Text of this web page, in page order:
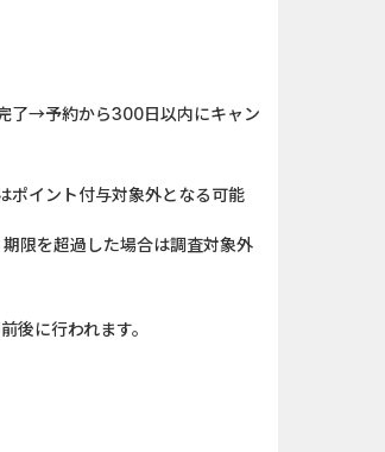
了→予約から300日以内にキャン
ポイント付与対象外となる可能
限を超過した場合は調査対象外
に行われます。